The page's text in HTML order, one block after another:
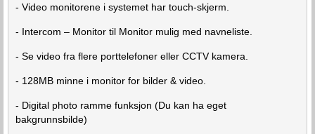
- Video monitorene i systemet har touch-skjerm.
- Intercom – Monitor til Monitor mulig med navneliste.
- Se video fra flere porttelefoner eller CCTV kamera.
- 128MB minne i monitor for bilder & video.
- Digital photo ramme funksjon (Du kan ha eget
bakgrunnsbilde)